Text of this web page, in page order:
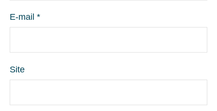
E-mail *
Site